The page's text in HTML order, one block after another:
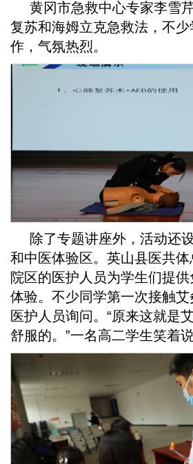
黄冈市急救中心专家李雪
复苏和海姆立克急救法，不
作，气氛热烈。
除了专题讲座外，活动还
和中医体验区。英山县医共
院区的医护人员为学生们提
体验。不少同学第一次接触
医护人员询问。“原来这就是
舒服的。”一名高二学生笑着说